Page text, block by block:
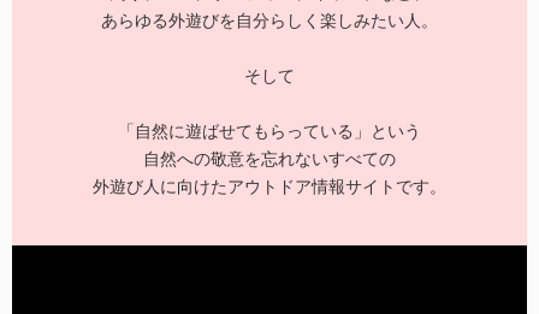
あらゆる外遊びを自分らしく楽しみたい人。
そして
「自然に遊ばせてもらっている」という
自然への敬意を忘れないすべての
外遊び人に向けたアウトドア情報サイトです。